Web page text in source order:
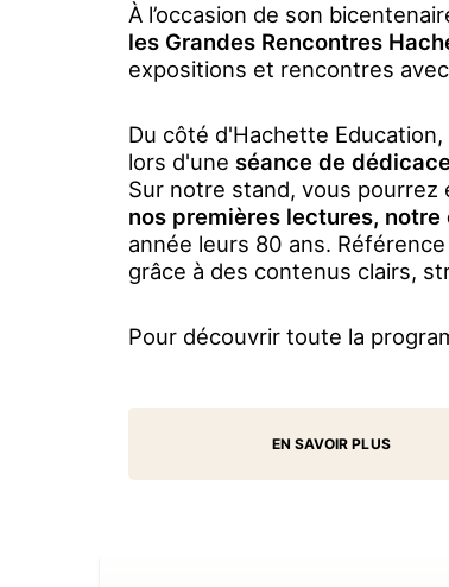
À l’occasion de son
les Grandes Rencontres
expositions et rencontres
Du côté d'Hachette
lors d'une séance de
Sur notre stand, vous pourrez
nos premières lectures, notre
année leurs 80 ans.
grâce à des contenus clairs,
Pour découvrir toute la
EN SAVOIR PLUS